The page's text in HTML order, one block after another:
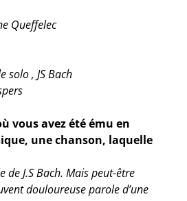
Queffelec
solo , JS Bach
vous avez été ému en
une chanson, laquelle
de J.S Bach. Mais peut-être
douloureuse parole d’une